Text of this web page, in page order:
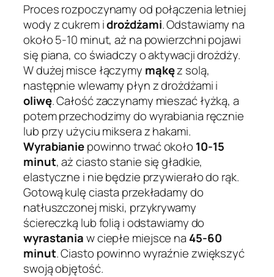
Proces rozpoczynamy od połączenia letniej
wody z cukrem idrożdżami. Odstawiamy na
około 5-10 minut, aż na powierzchni pojawi
się piana, co świadczy o aktywacji drożdży.
W dużej misce łączymy mąkęz solą,
następnie wlewamy płyn z drożdżami i
oliwę. Całość zaczynamy mieszać łyżką, a
potem przechodzimy do wyrabiania ręcznie
lub przy użyciu miksera z hakami.
Wyrabianiepowinno trwać około 10-15
minut, aż ciasto stanie się gładkie,
elastyczne i nie będzie przywierało do rąk.
Gotową kulę ciasta przekładamy do
natłuszczonej miski, przykrywamy
ściereczką lub folią i odstawiamy do
wyrastaniaw ciepłe miejsce na 45-60
minut. Ciasto powinno wyraźnie zwiększyć
swoją objętość.